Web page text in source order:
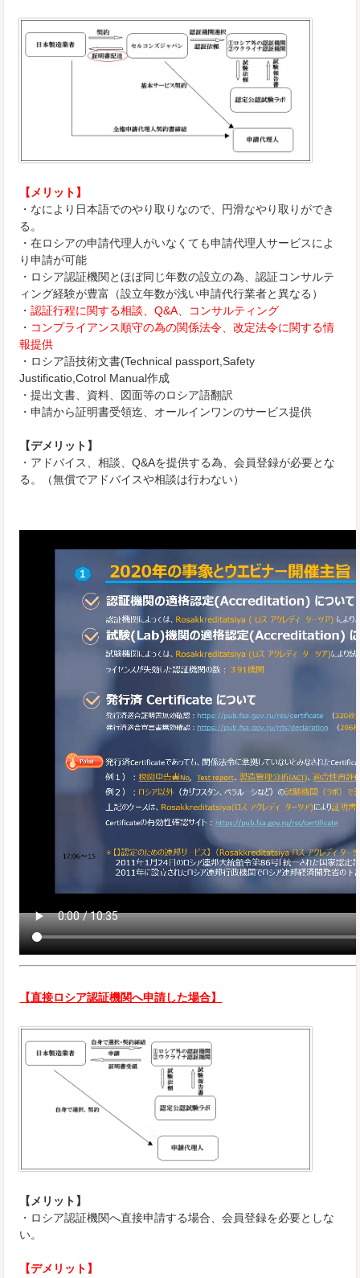
【メリット】
・なにより日本語でのやり取りなので、円滑なやり取りができ
る。
・在ロシアの申請代理人がいなくても申請代理人サービスによ
り申請が可能
・ロシア認証機関とほぼ同じ年数の設立の為、認証コンサルテ
ィング経験が豊富（設立年数が浅い申請代行業者と異なる）
・認証行程に関する相談、Q&A、コンサルティング
・ コンプライアンス順守の為の関係法令、改定法令に関する情
報提供
・ロシア語技術文書(Technical passport,Safety
Justificatio,Cotrol Manual作成
・提出文書、資料、図面等のロシア語翻訳
・申請から証明書受領迄、オールインワンのサービス提供
【デメリット】
・アドバイス、相談、Q&Aを提供する為、会員登録が必要とな
る。（無償でアドバイスや相談は行わない）
【直接ロシア認証機関へ申請した場合】
【メリット】
・ロシア認証機関へ直接申請する場合、会員登録を必要としな
い。
【デメリット】